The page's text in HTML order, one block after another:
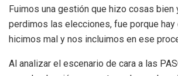
Fuimos una gestión que hizo cosas bien
perdimos las elecciones, fue porque hay
hicimos mal y nos incluimos en ese
Al analizar el escenario de cara a las